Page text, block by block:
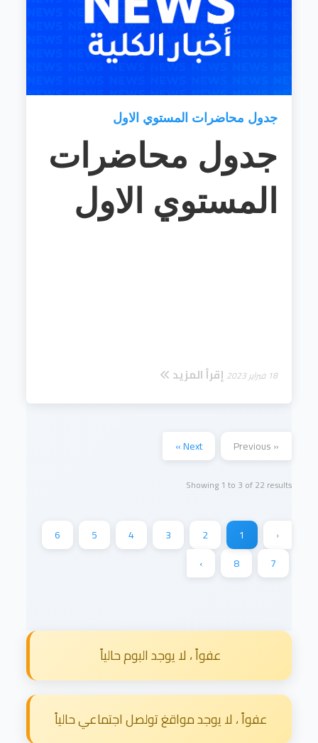
جدول محاضرات المستوي الاول
جدول محاضرات
المستوي الاول
18 فبراير 2023 إقرأ المزيد
« Previous
Next »
Showing 1 to 3 of22 results
‹
1
2
3
4
5
6
7
8
›
عفواً ، لا يوجد البوم حالياً
عفواً ، لا يوجد مواقغ تولصل اجتماعي حالياً